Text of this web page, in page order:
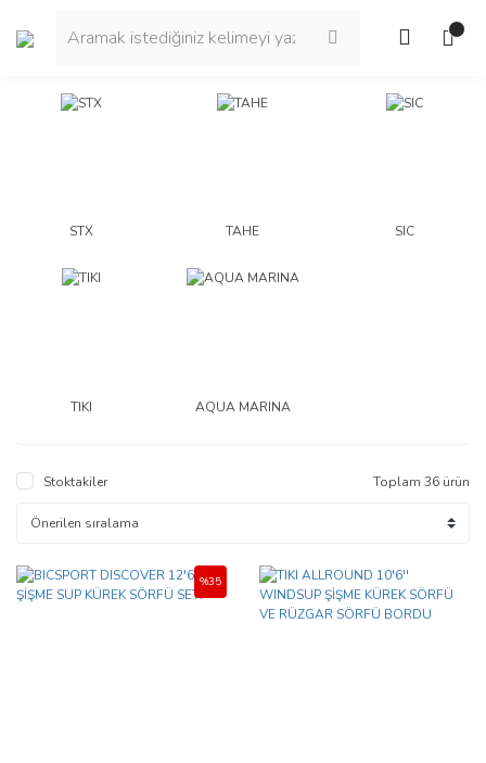
STX TAHE SIC
TIKI AQUA MARINA
Stoktakiler Toplam 36 ürün
%35